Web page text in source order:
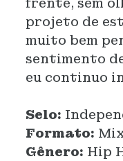
projeto de
muito bem
sentimento
eu continuo
Selo:
Formato:
Gênero: Hip